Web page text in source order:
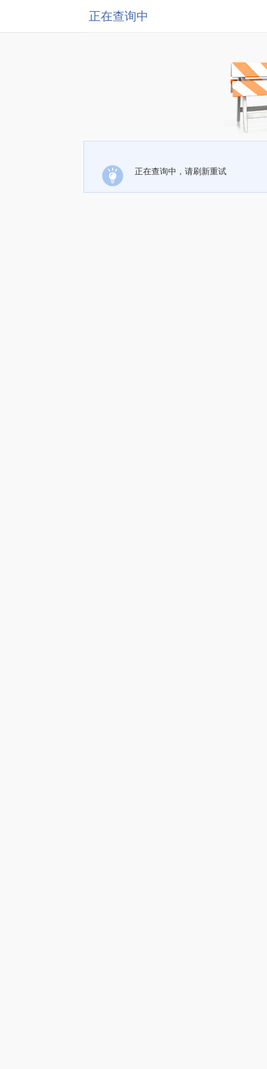
正在查询中
正在查询中，请刷新重试